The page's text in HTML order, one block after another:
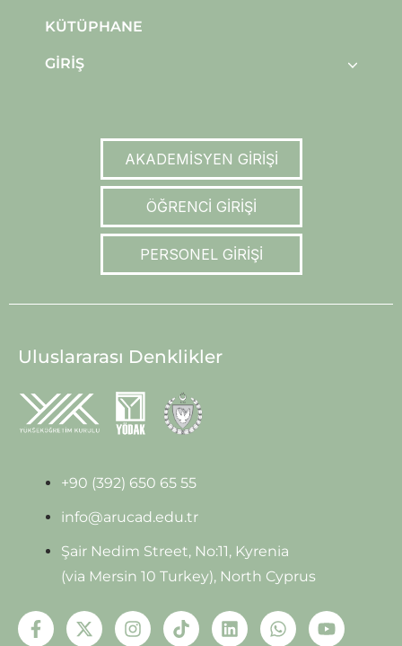
KÜTÜPHANE
GIRIŞ
AKADEMİSYEN GİRİŞİ
ÖĞRENCİ GİRİŞİ
PERSONEL GİRİŞİ
Uluslararası Denklikler
+90 (392) 650 65 55
info@arucad.edu.tr
Şair Nedim Street, No:11, Kyrenia
(via Mersin 10 Turkey), North Cyprus